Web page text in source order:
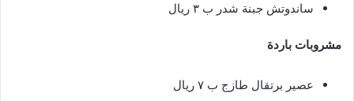
ساندوتش جبنة شدر ب ٣ ريال
مشروبات باردة
عصير برتقال طازج ب ٧ ريال